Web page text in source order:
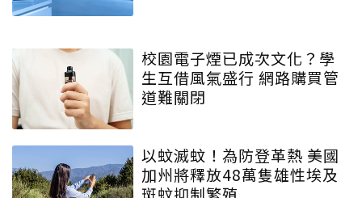
校園電子煙已成次文化？學
生互借風氣盛行 網路購買管
道難關閉
以蚊滅蚊！為防登革熱 美國
加州將釋放48萬隻雄性埃及